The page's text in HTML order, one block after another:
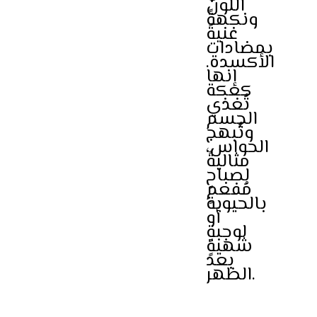
اللون
ونكهةً
غنيةً
بمضادات
الأكسدة.
إنها
كعكة
تُغذي
الجسم
وتُبهج
الحواس،
مثاليةً
لصباحٍ
مُفعمٍ
بالحيوية
أو
لوجبةٍ
شهيةٍ
بعد
الظهر.